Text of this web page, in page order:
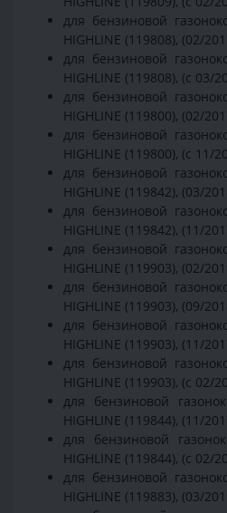
для бензиновой
HIGHLINE (119808), (02/
для бензиновой
HIGHLINE (119808), (с 03/
для бензиновой
HIGHLINE (119800), (02/
для бензиновой
HIGHLINE (119800), (с 11/
для бензиновой
HIGHLINE (119842), (03/
для бензиновой
HIGHLINE (119842), (11/
для бензиновой
HIGHLINE (119903), (02/
для бензиновой
HIGHLINE (119903), (09/
для бензиновой
HIGHLINE (119903), (11/
для бензиновой
HIGHLINE (119903), (с 02/
для бензиновой
HIGHLINE (119844), (11/
для бензиновой
HIGHLINE (119844), (с 02/
для бензиновой
HIGHLINE (119883), (03/